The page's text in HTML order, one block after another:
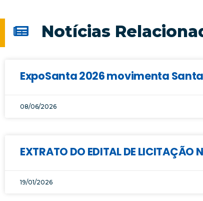
Notícias
ExpoSanta 2026 movimenta
08/06/2026
EXTRATO DO EDITAL DE LICITAÇÃO
19/01/2026